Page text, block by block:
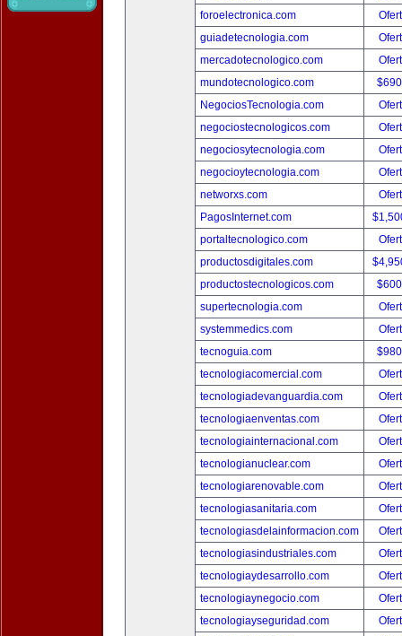
foroelectronica.com
guiadetecnologia.com
mercadotecnologico.com
mundotecnologico.com
NegociosTecnologia.com
negociostecnologicos.com
negociosytecnologia.com
negocioytecnologia.com
networxs.com
PagosInternet.com
portaltecnologico.com
productosdigitales.com
productostecnologicos.com
supertecnologia.com
systemmedics.com
tecnoguia.com
tecnologiacomercial.com
tecnologiadevanguardia.com
tecnologiaenventas.com
tecnologiainternacional.com
tecnologianuclear.com
tecnologiarenovable.com
tecnologiasanitaria.com
tecnologiasdelainformacion.com
tecnologiasindustriales.com
tecnologiaydesarrollo.com
tecnologiaynegocio.com
tecnologiayseguridad.com